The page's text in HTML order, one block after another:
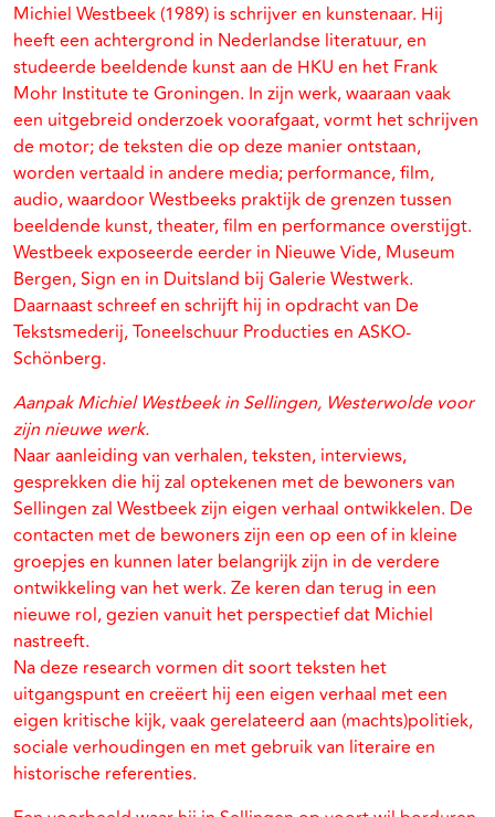
Michiel Westbeek (1989) is schrijver en kunstenaar. Hij
heeft een achtergrond in Nederlandse literatuur, en
studeerde beeldende kunst aan de HKU en het Frank
Mohr Institute te Groningen. In zijn werk, waaraan vaak
een uitgebreid onderzoek voorafgaat, vormt het schrijven
de motor; de teksten die op deze manier ontstaan,
worden vertaald in andere media; performance, film,
audio, waardoor Westbeeks praktijk de grenzen tussen
beeldende kunst, theater, film en performance overstijgt.
Westbeek exposeerde eerder in Nieuwe Vide, Museum
Bergen, Sign en in Duitsland bij Galerie Westwerk.
Daarnaast schreef en schrijft hij in opdracht van De
Tekstsmederij, Toneelschuur Producties en ASKO-
Schönberg.
Aanpak Michiel Westbeek in Sellingen, Westerwolde voor
zijn nieuwe werk.
Naar aanleiding van verhalen, teksten, interviews,
gesprekken die hij zal optekenen met de bewoners van
Sellingen zal Westbeek zijn eigen verhaal ontwikkelen. De
contacten met de bewoners zijn een op een of in kleine
groepjes en kunnen later belangrijk zijn in de verdere
ontwikkeling van het werk. Ze keren dan terug in een
nieuwe rol, gezien vanuit het perspectief dat Michiel
nastreeft.
Na deze research vormen dit soort teksten het
uitgangspunt en creëert hij een eigen verhaal met een
eigen kritische kijk, vaak gerelateerd aan (machts)politiek,
sociale verhoudingen en met gebruik van literaire en
historische referenties.